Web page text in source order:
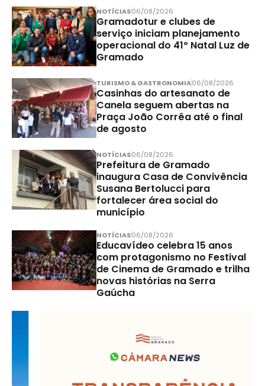
NOTÍCIAS06/08/2026
Gramadotur e clubes de
serviço iniciam planejamento
operacional do 41º Natal Luz de
Gramado
TURISMO & GASTRONOMIA06/08/2026
Casinhas do artesanato de
Canela seguem abertas na
Praça João Corrêa até o final
de agosto
NOTÍCIAS06/08/2026
Prefeitura de Gramado
inaugura Casa de Convivência
Susana Bertolucci para
fortalecer área social do
município
NOTÍCIAS06/08/2026
Educavídeo celebra 15 anos
com protagonismo no Festival
de Cinema de Gramado e trilha
novas histórias na Serra
Gaúcha